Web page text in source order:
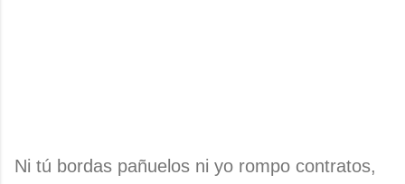
Ni tú bordas pañuelos ni yo rompo contratos,